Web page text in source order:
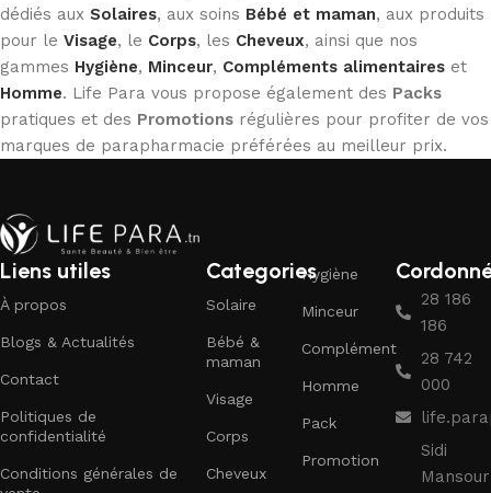
dédiés aux Solaires, aux soins Bébé et maman, aux produits
pour le Visage, le Corps, les Cheveux, ainsi que nos
gammes Hygiène, Minceur, Compléments alimentaires et
Homme. Life Para vous propose également des Packs
pratiques et des Promotions régulières pour profiter de vos
marques de parapharmacie préférées au meilleur prix.
Liens utiles
À propos
Blogs & Actualités
Contact
Politiques de
confidentialité
Conditions générales de
Categories
Solaire
Bébé &
maman
Visage
Corps
Cheveux
Hygiène
Minceur
Complément
Homme
Pack
Promotion
28 186
186
28 742
000
Sidi
Mansour